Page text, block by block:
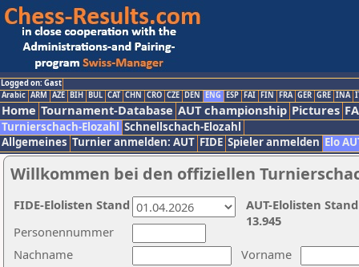
Logged on: Gast
Arabic ARM AZE BIH BUL CAT CHN CRO CZE DEN ENG ESP FAI FIN FRA GER GRE INA
Home Tournament-Database AUT championship Pictures
Turnierschach-Elozahl Schnellschach-Elozahl
Allgemeines Turnier anmelden: AUT FIDE Spieler anmelden Elo
Willkommen bei den offiziellen
Nachname
Vorname
Personennummer
AUT-Elolisten
13.945
FIDE-Elolisten Stand